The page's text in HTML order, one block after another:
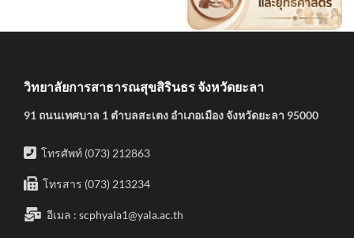
วิทยาลัยการสาธารณสุขสิรินธร จังหวัดยะลา
91 ถนนเทศบาล 1 ตำบลสะเตง อำเภอเมือง จังหวัดยะลา 95000
โทรศัพท์ (073) 212863
โทรสาร (073) 213234
อีเมล : scphyala1@yala.ac.th